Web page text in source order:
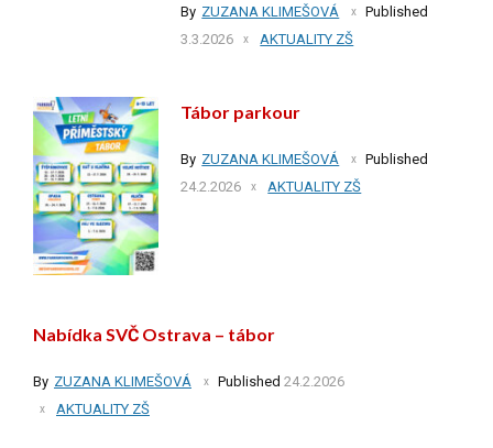
By ZUZANA KLIMEŠOVÁ
Published
3.3.2026
AKTUALITY ZŠ
Tábor parkour
By ZUZANA KLIMEŠOVÁ
Published
24.2.2026
AKTUALITY ZŠ
Nabídka SVČ Ostrava – tábor
By ZUZANA KLIMEŠOVÁ Published 24.2.2026
AKTUALITY ZŠ